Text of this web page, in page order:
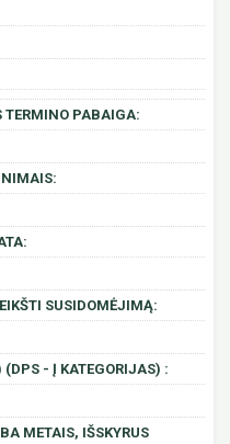
TERMINO PABAIGA:
SUSIDOMĖJIMĄ:
- Į KATEGORIJAS) :
METAIS, IŠSKYRUS